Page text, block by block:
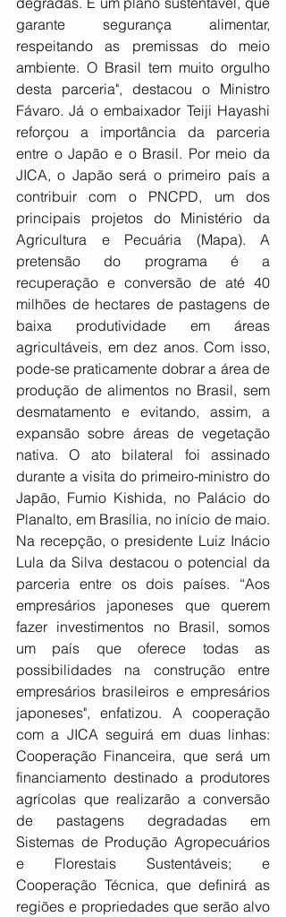
garante segurança alimentar,
respeitando as premissas do meio
ambiente. O Brasil tem muito orgulho
desta parceria", destacou o Ministro
Fávaro. Já o embaixador Teiji Hayashi
reforçou a importância da parceria
entre o Japão e o Brasil. Por meio da
JICA, o Japão será o primeiro país a
contribuir com o PNCPD, um dos
principais projetos do Ministério da
Agricultura e Pecuária (Mapa). A
pretensão do programa é a
recuperação e conversão de até 40
milhões de hectares de pastagens de
baixa produtividade em áreas
agricultáveis, em dez anos. Com isso,
pode-se praticamente dobrar a área de
produção de alimentos no Brasil, sem
desmatamento e evitando, assim, a
expansão sobre áreas de vegetação
nativa. O ato bilateral foi assinado
durante a visita do primeiro-ministro do
Japão, Fumio Kishida, no Palácio do
Planalto, em Brasília, no início de maio.
Na recepção, o presidente Luiz Inácio
Lula da Silva destacou o potencial da
parceria entre os dois países. “Aos
empresários japoneses que querem
fazer investimentos no Brasil, somos
um país que oferece todas as
possibilidades na construção entre
empresários brasileiros e empresários
japoneses", enfatizou. A cooperação
com a JICA seguirá em duas linhas:
Cooperação Financeira, que será um
financiamento destinado a produtores
agrícolas que realizarão a conversão
de pastagens degradadas em
Sistemas de Produção Agropecuários
e Florestais Sustentáveis; e
Cooperação Técnica, que definirá as
regiões e propriedades que serão alvo